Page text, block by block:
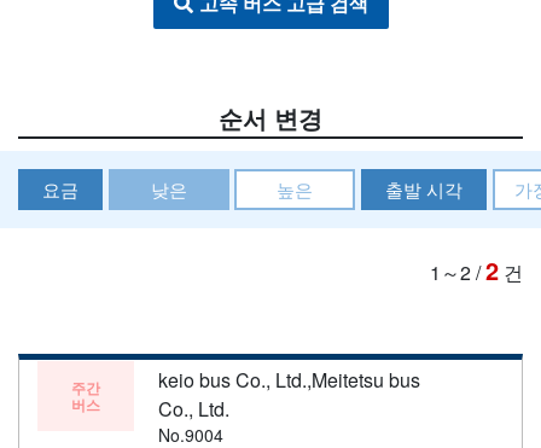
순서 변경
요금 낮은 높은 출발 시각 가
1～2/2 건
주간
버스
keio bus Co., Ltd.,Meitetsu bus
Co., Ltd.
No.9004